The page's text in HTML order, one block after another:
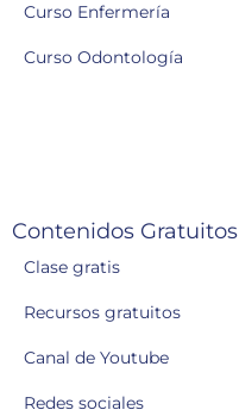
Curso Enfermería
Curso Odontología
Contenidos Gratuitos
Clase gratis
Recursos gratuitos
Canal de Youtube
Redes sociales